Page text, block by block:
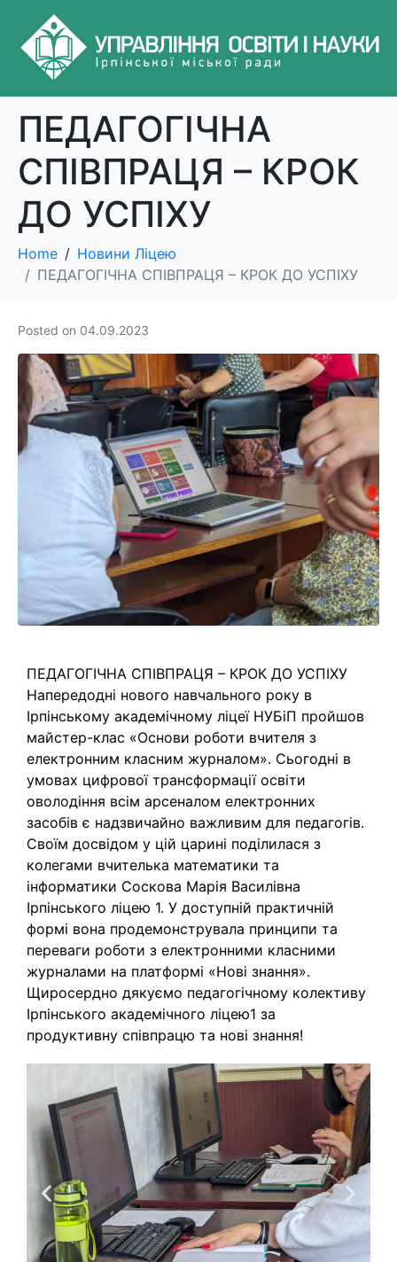
ПЕДАГОГІЧНА
СПІВПРАЦЯ – КРОК
ДО УСПІХУ
Home
Новини Ліцею
ПЕДАГОГІЧНА СПІВПРАЦЯ – КРОК ДО УСПІХУ
Posted on 04.09.2023
ПЕДАГОГІЧНА СПІВПРАЦЯ – КРОК ДО УСПІХУ
Напередодні нового навчального року в
Ірпінському академічному ліцеї НУБіП пройшов
майстер-клас «Основи роботи вчителя з
електронним класним журналом». Сьогодні в
умовах цифрової трансформації освіти
оволодіння всім арсеналом електронних
засобів є надзвичайно важливим для педагогів.
Своїм досвідом у цій царині поділилася з
колегами вчителька математики та
інформатики Соскова Марія Василівна
Ірпінського ліцею 1. У доступній практичній
формі вона продемонструвала принципи та
переваги роботи з електронними класними
журналами на платформі «Нові знання».
Щиросердно дякуємо педагогічному колективу
Ірпінського академічного ліцею1 за
продуктивну співпрацю та нові знання!